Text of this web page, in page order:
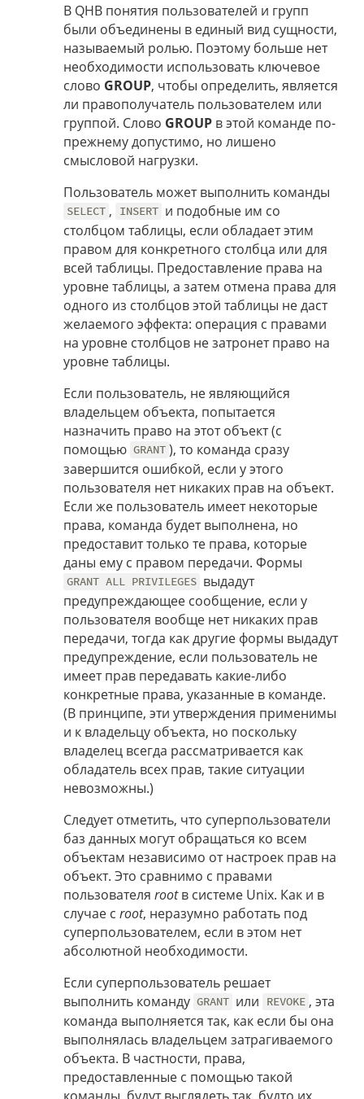
В QHB понятия пользователей и групп
были объединены в единый вид сущности,
называемый ролью. Поэтому больше нет
необходимости использовать ключевое
слово GROUP, чтобы определить, является
ли правополучатель пользователем или
группой. Слово GROUP в этой команде по-
прежнему допустимо, но лишено
смысловой нагрузки.
Пользователь может выполнить команды
SELECT , INSERT и подобные им со
столбцом таблицы, если обладает этим
правом для конкретного столбца или для
всей таблицы. Предоставление права на
уровне таблицы, а затем отмена права для
одного из столбцов этой таблицы не даст
желаемого эффекта: операция с правами
на уровне столбцов не затронет право на
уровне таблицы.
Если пользователь, не являющийся
владельцем объекта, попытается
назначить право на этот объект (с
помощью GRANT ), то команда сразу
завершится ошибкой, если у этого
пользователя нет никаких прав на объект.
Если же пользователь имеет некоторые
права, команда будет выполнена, но
предоставит только те права, которые
даны ему с правом передачи. Формы
GRANT ALL PRIVILEGES выдадут
предупреждающее сообщение, если у
пользователя вообще нет никаких прав
передачи, тогда как другие формы выдадут
предупреждение, если пользователь не
имеет прав передавать какие-либо
конкретные права, указанные в команде.
(В принципе, эти утверждения применимы
и к владельцу объекта, но поскольку
владелец всегда рассматривается как
обладатель всех прав, такие ситуации
невозможны.)
Следует отметить, что суперпользователи
баз данных могут обращаться ко всем
объектам независимо от настроек прав на
объект. Это сравнимо с правами
пользователя rootв системе Unix. Как и в
случае с root, неразумно работать под
суперпользователем, если в этом нет
абсолютной необходимости.
Если суперпользователь решает
выполнить команду GRANT или REVOKE , эта
команда выполняется так, как если бы она
выполнялась владельцем затрагиваемого
объекта. В частности, права,
предоставленные с помощью такой